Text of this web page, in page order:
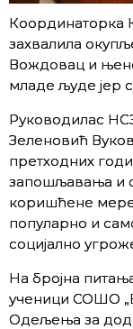
Координаторка
захвалила
Вождовац и
младе људе јер
Руководилас
Зеленовић
претходних
запошљавања и
коришћене мере
популарно и
социјално
На бројна
ученици СОШО
Одељења за